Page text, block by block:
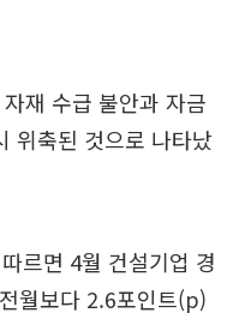
재 수급 불안과 자금
위축된 것으로 나타났
르면 4월 건설기업 경
월보다 2.6포인트(p)